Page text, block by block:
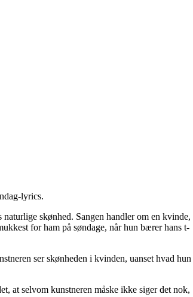
lyrics.
skønhed. Sangen handler om en kvinde,
for ham på søndage, når hun bærer hans t-
ser skønheden i kvinden, uanset hvad hun
at selvom kunstneren måske ikke siger det nok,